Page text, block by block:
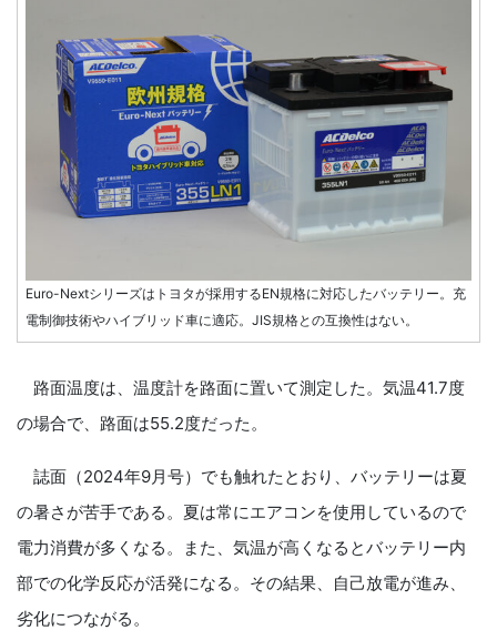
Euro-Nextシリーズはトヨタが採用するEN規格に対応したバッテリー。充
電制御技術やハイブリッド車に適応。JIS規格との互換性はない。
路面温度は、温度計を路面に置いて測定した。気温41.7度
の場合で、路面は55.2度だった。
誌面（2024年9月号）でも触れたとおり、バッテリーは夏
の暑さが苦手である。夏は常にエアコンを使用しているので
電力消費が多くなる。また、気温が高くなるとバッテリー内
部での化学反応が活発になる。その結果、自己放電が進み、
劣化につながる。